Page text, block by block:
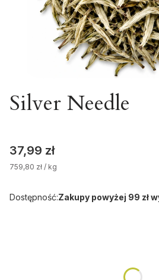
Silver Needle
Cena
37,99 zł
759,80 zł / kg
Dostępność:Zakupy powyżej 99 zł